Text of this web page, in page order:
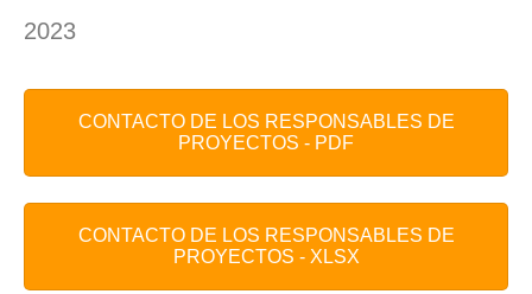
2023
CONTACTO DE LOS RESPONSABLES DE
PROYECTOS - PDF
CONTACTO DE LOS RESPONSABLES DE
PROYECTOS - XLSX